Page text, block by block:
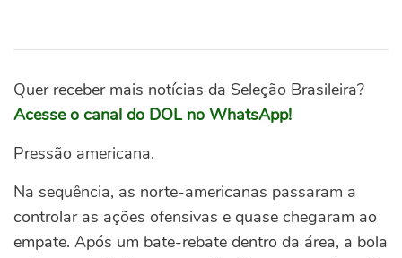
Quer receber mais notícias da Seleção Brasileira?
Acesse o canal do DOL no WhatsApp!
Pressão americana.
Na sequência, as norte-americanas passaram a
controlar as ações ofensivas e quase chegaram ao
empate. Após um bate-rebate dentro da área, a bola